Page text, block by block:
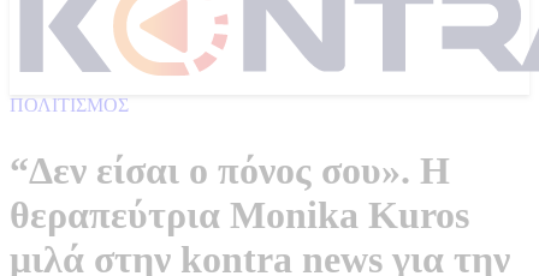
ΠΟΛΙΤΙΣΜΟΣ
“Δεν είσαι ο πόνος σου». Η
θεραπεύτρια Monika Kuros
μιλά στην kontra news για την